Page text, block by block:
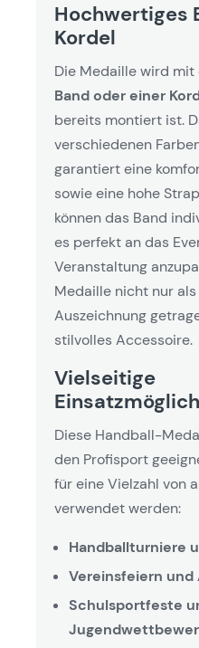
Hochwertiges
Kordel
Die Medaille wird mit
Band oder einer
bereits montiert ist.
verschiedenen
garantiert eine
sowie eine hohe
können das Band
es perfekt an das
Veranstaltung
Medaille nicht nur
Auszeichnung
stilvolles Accessoire.
Vielseitige
Diese Handball-
den Profisport
für eine Vielzahl von
verwendet werden:
Handballturniere
Vereinsfeiern und
Schulsportfeste